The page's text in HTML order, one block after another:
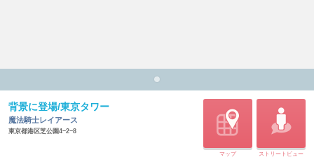
マップ ストリートビュー
背景に登場/東京タワー
魔法騎士レイアース
東京都港区芝公園4−2−8